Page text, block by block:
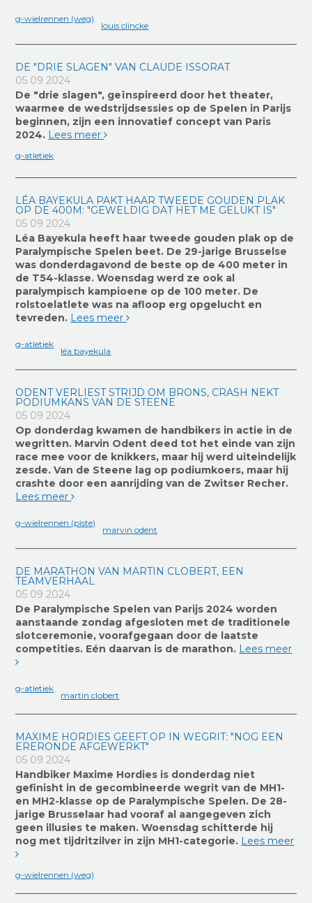
g-wielrennen (weg)
louis clincke
DE "DRIE SLAGEN" VAN CLAUDE ISSORAT
05 09 2024
De "drie slagen", geïnspireerd door het theater,
waarmee de wedstrijdsessies op de Spelen in Parijs
beginnen, zijn een innovatief concept van Paris
2024. Lees meer
g-atletiek
LÉA BAYEKULA PAKT HAAR TWEEDE GOUDEN PLAK
OP DE 400M: "GEWELDIG DAT HET ME GELUKT IS"
05 09 2024
Léa Bayekula heeft haar tweede gouden plak op de
Paralympische Spelen beet. De 29-jarige Brusselse
was donderdagavond de beste op de 400 meter in
de T54-klasse. Woensdag werd ze ook al
paralympisch kampioene op de 100 meter. De
rolstoelatlete was na afloop erg opgelucht en
tevreden. Lees meer
g-atletiek
léa bayekula
ODENT VERLIEST STRIJD OM BRONS, CRASH NEKT
PODIUMKANS VAN DE STEENE
05 09 2024
Op donderdag kwamen de handbikers in actie in de
wegritten. Marvin Odent deed tot het einde van zijn
race mee voor de knikkers, maar hij werd uiteindelijk
zesde. Van de Steene lag op podiumkoers, maar hij
crashte door een aanrijding van de Zwitser Recher.
Lees meer
g-wielrennen (piste)
marvin odent
DE MARATHON VAN MARTIN CLOBERT, EEN
TEAMVERHAAL
05 09 2024
De Paralympische Spelen van Parijs 2024 worden
aanstaande zondag afgesloten met de traditionele
slotceremonie, voorafgegaan door de laatste
competities. Eén daarvan is de marathon. Lees meer
g-atletiek
martin clobert
MAXIME HORDIES GEEFT OP IN WEGRIT: "NOG EEN
ERERONDE AFGEWERKT"
05 09 2024
Handbiker Maxime Hordies is donderdag niet
gefinisht in de gecombineerde wegrit van de MH1-
en MH2-klasse op de Paralympische Spelen. De 28-
jarige Brusselaar had vooraf al aangegeven zich
geen illusies te maken. Woensdag schitterde hij
nog met tijdritzilver in zijn MH1-categorie. Lees meer
g-wielrennen (weg)